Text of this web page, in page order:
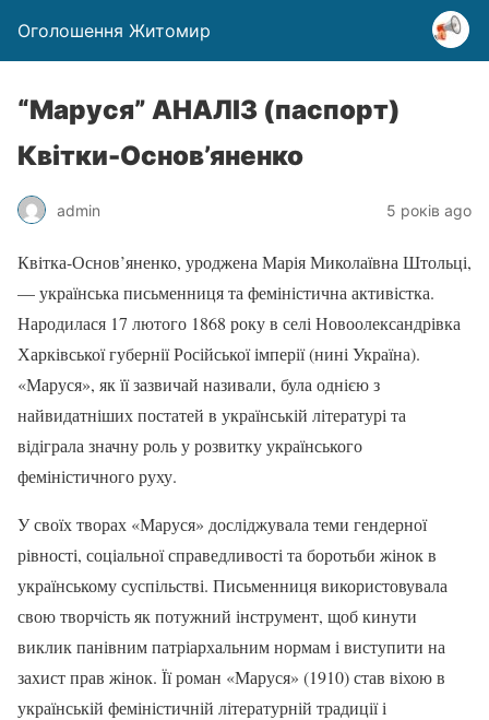
Оголошення Житомир
“Маруся” АНАЛІЗ (паспорт)
Квітки-Основ’яненко
admin 5 років ago
Квітка-Основ’яненко, уроджена Марія Миколаївна Штольці,
— українська письменниця та феміністична активістка.
Народилася 17 лютого 1868 року в селі Новоолександрівка
Харківської губернії Російської імперії (нині Україна).
«Маруся», як її зазвичай називали, була однією з
найвидатніших постатей в українській літературі та
відіграла значну роль у розвитку українського
феміністичного руху.
У своїх творах «Маруся» досліджувала теми гендерної
рівності, соціальної справедливості та боротьби жінок в
українському суспільстві. Письменниця використовувала
свою творчість як потужний інструмент, щоб кинути
виклик панівним патріархальним нормам і виступити на
захист прав жінок. Її роман «Маруся» (1910) став віхою в
українській феміністичній літературній традиції і